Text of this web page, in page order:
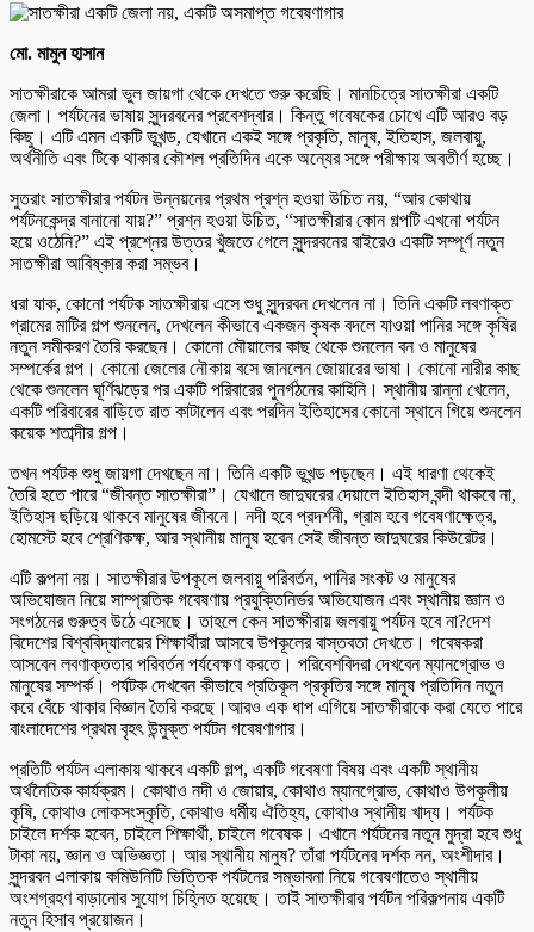
মো. মামুন হাসান
সাতক্ষীরাকে আমরা ভুল জায়গা থেকে দেখতে শুরু করেছি। মানচিত্রে সাতক্ষীরা একটি
জেলা। পর্যটনের ভাষায় সুন্দরবনের প্রবেশদ্বার। কিন্তু গবেষকের চোখে এটি আরও বড়
কিছু। এটি এমন একটি ভূখন্ড, যেখানে একই সঙ্গে প্রকৃতি, মানুষ, ইতিহাস, জলবায়ু,
অর্থনীতি এবং টিকে থাকার কৌশল প্রতিদিন একে অন্যের সঙ্গে পরীক্ষায় অবতীর্ণ হচ্ছে।
সুতরাং সাতক্ষীরার পর্যটন উন্নয়নের প্রথম প্রশ্ন হওয়া উচিত নয়, “আর কোথায়
পর্যটনকেন্দ্র বানানো যায়?” প্রশ্ন হওয়া উচিত, “সাতক্ষীরার কোন গল্পটি এখনো পর্যটন
হয়ে ওঠেনি?” এই প্রশ্নের উত্তর খুঁজতে গেলে সুন্দরবনের বাইরেও একটি সম্পূর্ণ নতুন
সাতক্ষীরা আবিষ্কার করা সম্ভব।
ধরা যাক, কোনো পর্যটক সাতক্ষীরায় এসে শুধু সুন্দরবন দেখলেন না। তিনি একটি লবণাক্ত
গ্রামের মাটির গল্প শুনলেন, দেখলেন কীভাবে একজন কৃষক বদলে যাওয়া পানির সঙ্গে কৃষির
নতুন সমীকরণ তৈরি করছেন। কোনো মৌয়ালের কাছ থেকে শুনলেন বন ও মানুষের
সম্পর্কের গল্প। কোনো জেলের নৌকায় বসে জানলেন জোয়ারের ভাষা। কোনো নারীর কাছ
থেকে শুনলেন ঘূর্ণিঝড়ের পর একটি পরিবারের পুনর্গঠনের কাহিনি। স্থানীয় রান্না খেলেন,
একটি পরিবারের বাড়িতে রাত কাটালেন এবং পরদিন ইতিহাসের কোনো স্থানে গিয়ে শুনলেন
কয়েক শতাব্দীর গল্প।
তখন পর্যটক শুধু জায়গা দেখছেন না। তিনি একটি ভূখন্ড পড়ছেন। এই ধারণা থেকেই
তৈরি হতে পারে “জীবন্ত সাতক্ষীরা”। যেখানে জাদুঘরের দেয়ালে ইতিহাস বন্দী থাকবে না,
ইতিহাস ছড়িয়ে থাকবে মানুষের জীবনে। নদী হবে প্রদর্শনী, গ্রাম হবে গবেষণাক্ষেত্র,
হোমস্টে হবে শ্রেণিকক্ষ, আর স্থানীয় মানুষ হবেন সেই জীবন্ত জাদুঘরের কিউরেটর।
এটি কল্পনা নয়। সাতক্ষীরার উপকূলে জলবায়ু পরিবর্তন, পানির সংকট ও মানুষের
অভিযোজন নিয়ে সাম্প্রতিক গবেষণায় প্রযুক্তিনির্ভর অভিযোজন এবং স্থানীয় জ্ঞান ও
সংগঠনের গুরুত্ব উঠে এসেছে। তাহলে কেন সাতক্ষীরায় জলবায়ু পর্যটন হবে না?দেশ
বিদেশের বিশ্ববিদ্যালয়ের শিক্ষার্থীরা আসবে উপকূলের বাস্তবতা দেখতে। গবেষকরা
আসবেন লবণাক্ততার পরিবর্তন পর্যবেক্ষণ করতে। পরিবেশবিদরা দেখবেন ম্যানগ্রোভ ও
মানুষের সম্পর্ক। পর্যটক দেখবেন কীভাবে প্রতিকূল প্রকৃতির সঙ্গে মানুষ প্রতিদিন নতুন
করে বেঁচে থাকার বিজ্ঞান তৈরি করছে।আরও এক ধাপ এগিয়ে সাতক্ষীরাকে করা যেতে পারে
বাংলাদেশের প্রথম বৃহৎ উন্মুক্ত পর্যটন গবেষণাগার।
প্রতিটি পর্যটন এলাকায় থাকবে একটি গল্প, একটি গবেষণা বিষয় এবং একটি স্থানীয়
অর্থনৈতিক কার্যক্রম। কোথাও নদী ও জোয়ার, কোথাও ম্যানগ্রোভ, কোথাও উপকূলীয়
কৃষি, কোথাও লোকসংস্কৃতি, কোথাও ধর্মীয় ঐতিহ্য, কোথাও স্থানীয় খাদ্য। পর্যটক
চাইলে দর্শক হবেন, চাইলে শিক্ষার্থী, চাইলে গবেষক। এখানে পর্যটনের নতুন মুদ্রা হবে শুধু
টাকা নয়, জ্ঞান ও অভিজ্ঞতা। আর স্থানীয় মানুষ? তাঁরা পর্যটনের দর্শক নন, অংশীদার।
সুন্দরবন এলাকায় কমিউনিটি ভিত্তিক পর্যটনের সম্ভাবনা নিয়ে গবেষণাতেও স্থানীয়
অংশগ্রহণ বাড়ানোর সুযোগ চিহ্নিত হয়েছে। তাই সাতক্ষীরার পর্যটন পরিকল্পনায় একটি
নতুন হিসাব প্রয়োজন।